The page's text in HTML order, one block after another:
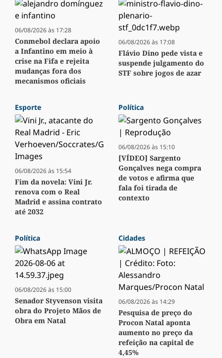
06/08/2026 às 17:28
Conmebol declara apoio
a Infantino em meio à
crise na Fifa e rejeita
mudanças fora dos
mecanismos oficiais
06/08/2026 às 17:08
Flávio Dino pede vista e
suspende julgamento do
STF sobre jogos de azar
Esporte
06/08/2026 às 15:54
Fim da novela: Vini Jr.
renova com o Real
Madrid e assina contrato
até 2032
Política
06/08/2026 às 15:10
[VÍDEO] Sargento
Gonçalves nega compra
de votos e afirma que
fala foi tirada de
contexto
Política
06/08/2026 às 15:00
Senador Styvenson visita
obra do Projeto Mãos de
Obra em Natal
Cidades
06/08/2026 às 14:29
Pesquisa de preço do
Procon Natal aponta
aumento no preço da
refeição na capital de
4,45%